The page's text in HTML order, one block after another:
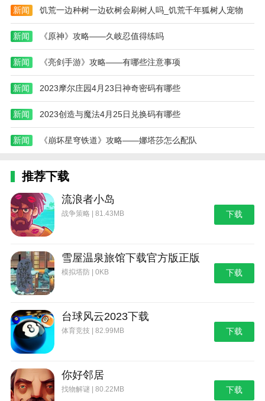
新闻 饥荒一边种树一边砍树会刷树人吗_饥荒千年狐树人宠物
新闻 《原神》攻略——久岐忍值得练吗
新闻 《亮剑手游》攻略——有哪些注意事项
新闻 2023摩尔庄园4月23日神奇密码有哪些
新闻 2023创造与魔法4月25日兑换码有哪些
新闻 《崩坏星穹铁道》攻略——娜塔莎怎么配队
推荐下载
流浪者小岛
战争策略 | 81.43MB 下载
雪屋温泉旅馆下载官方版正版
模拟塔防 | 0KB 下载
台球风云2023下载
体育竞技 | 82.99MB 下载
你好邻居
找物解谜 | 80.22MB 下载